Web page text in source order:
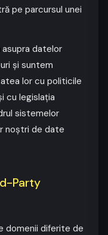
pe parcursul unei
datelor
și suntem
lor cu politicile
cu legislația
sistemelor
noștri de date
Party
domenii diferite de